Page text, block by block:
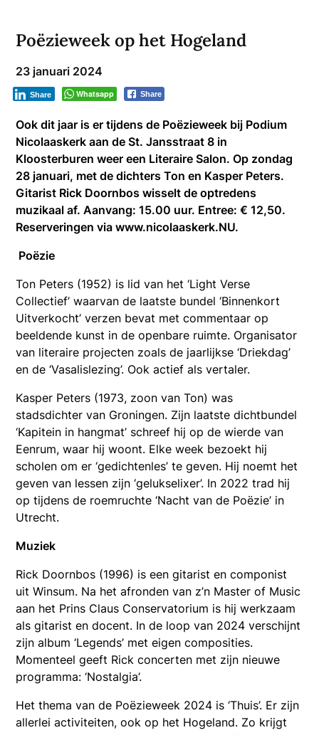
Poëzieweek op het Hogeland
23 januari 2024
Whatsapp Share
Share
Ook dit jaar is er tijdens de Poëzieweek bij Podium
Nicolaaskerk aan de St. Jansstraat 8 in
Kloosterburen weer een Literaire Salon. Op zondag
28 januari, met de dichters Ton en Kasper Peters.
Gitarist Rick Doornbos wisselt de optredens
muzikaal af. Aanvang: 15.00 uur. Entree: € 12,50.
Reserveringen via www.nicolaaskerk.NU.
Poëzie
Ton Peters (1952) is lid van het ‘Light Verse
Collectief’ waarvan de laatste bundel ‘Binnenkort
Uitverkocht’ verzen bevat met commentaar op
beeldende kunst in de openbare ruimte. Organisator
van literaire projecten zoals de jaarlijkse ‘Driekdag’
en de ‘Vasalislezing’. Ook actief als vertaler.
Kasper Peters (1973, zoon van Ton) was
stadsdichter van Groningen. Zijn laatste dichtbundel
‘Kapitein in hangmat’ schreef hij op de wierde van
Eenrum, waar hij woont. Elke week bezoekt hij
scholen om er ‘gedichtenles’ te geven. Hij noemt het
geven van lessen zijn ‘gelukselixer’. In 2022 trad hij
op tijdens de roemruchte ‘Nacht van de Poëzie’ in
Utrecht.
Muziek
Rick Doornbos (1996) is een gitarist en componist
uit Winsum. Na het afronden van z’n Master of Music
aan het Prins Claus Conservatorium is hij werkzaam
als gitarist en docent. In de loop van 2024 verschijnt
zijn album ‘Legends’ met eigen composities.
Momenteel geeft Rick concerten met zijn nieuwe
programma: ‘Nostalgia’.
Het thema van de Poëzieweek 2024 is ‘Thuis’. Er zijn
allerlei activiteiten, ook op het Hogeland. Zo krijgt